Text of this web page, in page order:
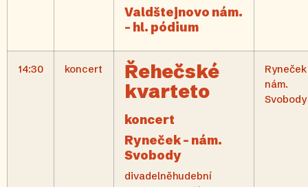
Valdštejnovo nám.
– hl. pódium
14:30 koncert
Řehečské
kvarteto
koncert
Ryneček – nám.
Svobody
divadelněhudební
nám.
Svobody